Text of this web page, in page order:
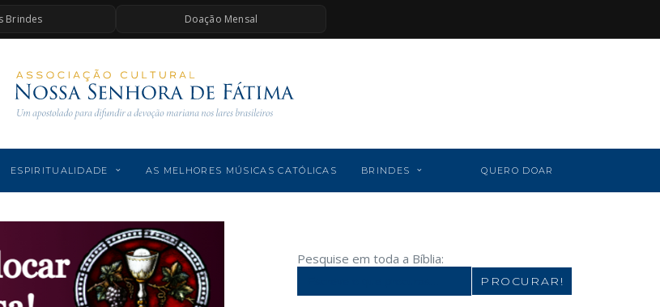
Brindes Doação Mensal
ESPIRITUALIDADE AS MELHORES MÚSICAS CATÓLICAS BRINDES QUERO DOAR
Pesquise em toda a Bíblia: